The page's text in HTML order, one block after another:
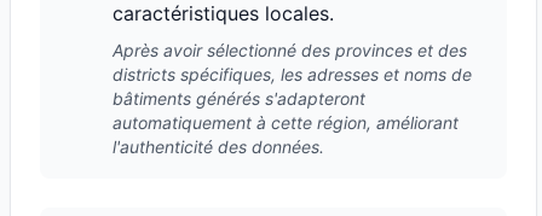
caractéristiques locales.
Après avoir sélectionné des provinces et des
districts spécifiques, les adresses et noms de
bâtiments générés s'adapteront
automatiquement à cette région, améliorant
l'authenticité des données.